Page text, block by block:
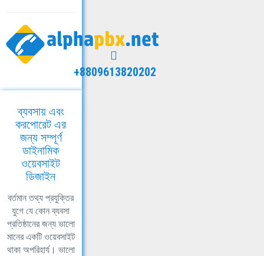
+8809613820202
ব্যবসায় এবং
করপোরেট এর
জন্য সম্পূর্ণ
ডাইনামিক
ওয়েবসাইট
ডিজাইন
বর্তমান তথ্য প্রযুক্তির
যুগে যে কোন ব্যবসা
প্রতিষ্ঠানের জন্য ভালো
মানের একটি ওয়েবসাইট
থাকা অপরিহার্য। ভালো